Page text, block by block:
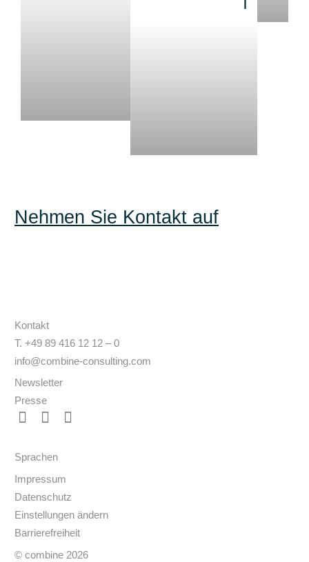
Nehmen Sie Kontakt auf
Kontakt
T. +49 89 416 12 12 – 0
info@combine-consulting.com
Newsletter
Presse
Sprachen
Impressum
Datenschutz
Einstellungen ändern
Barrierefreiheit
© combine 2026